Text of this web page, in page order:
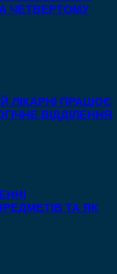
ЧЕТВЕРТОМУ
ЛІКАРНІ ПРАЦЮЄ
ВІДДІЛЕННЯ
ТА ЯК